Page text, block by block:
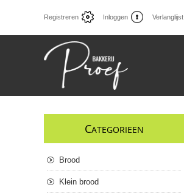
Registreren Inloggen Verlanglijst
CATEGORIEEN
Brood
Klein brood